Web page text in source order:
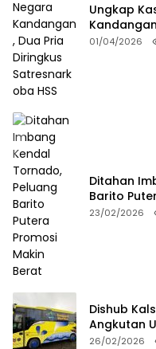
Ungkap
01/04/2026
Ditahan
Barito
23/02/2026
Dishub
Angkutan
Integritas
26/02/2026